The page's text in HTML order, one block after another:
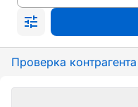
Проверка контрагента